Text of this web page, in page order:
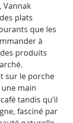
Vannak
plats
que les
à
produits
sur le porche
main
tandis qu’il
fasciné par